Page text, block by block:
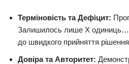
Терміновість та Дефіцит:
Залишилось лише X одиниць…
до швидкого прийняття
Довіра та Авторитет: